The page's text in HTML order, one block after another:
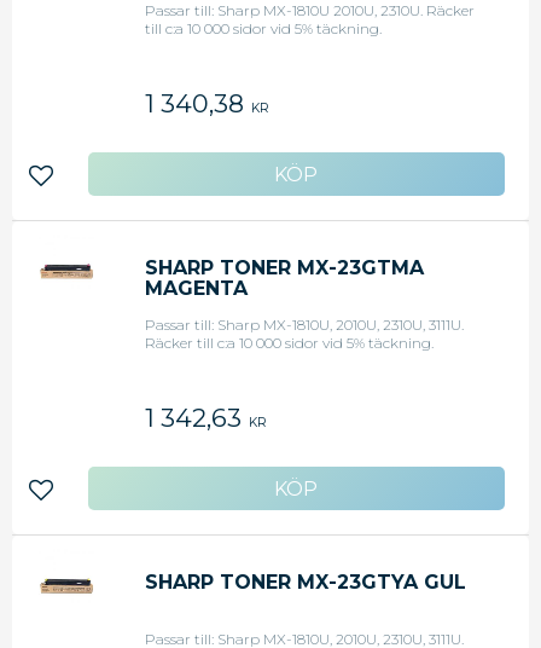
Passar till: Sharp MX-1810U 2010U, 2310U. Räcker
till c:a 10 000 sidor vid 5% täckning.
1 340,38 KR
Lägg till i favoriter
SHARP TONER MX-23GTMA
MAGENTA
Passar till: Sharp MX-1810U, 2010U, 2310U, 3111U.
Räcker till c:a 10 000 sidor vid 5% täckning.
1 342,63 KR
Lägg till i favoriter
SHARP TONER MX-23GTYA GUL
Passar till: Sharp MX-1810U, 2010U, 2310U, 3111U.